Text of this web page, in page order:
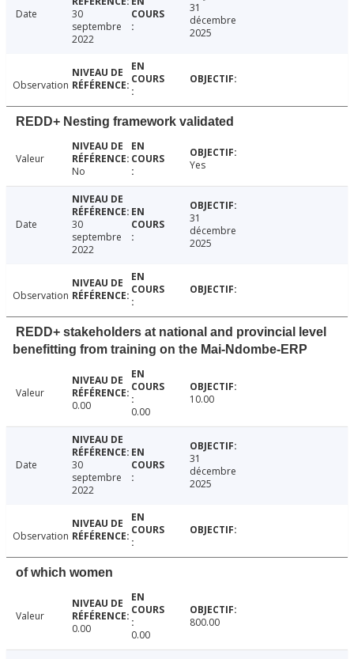
Date
30
septembre
2022
31
décembre
2025
Observation
REDD+ Nesting framework validated
Valeur
No
Yes
Date
30
septembre
2022
31
décembre
2025
Observation
REDD+ stakeholders at national and provincial level
benefitting from training on the Mai-Ndombe-ERP
Valeur
0.00
0.00
10.00
Date
30
septembre
2022
31
décembre
2025
Observation
of which women
Valeur
0.00
0.00
800.00